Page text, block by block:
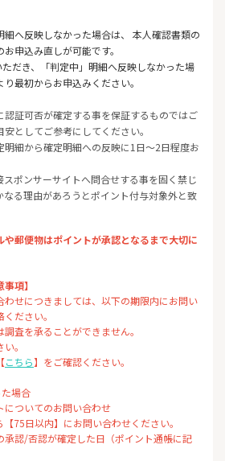
へ反映しなかった場合は、 本人確認書類の
申込み直しが可能です。
だき、「判定中」明細へ反映しなかった場
最初からお申込みください。
認証可否が確定する事を保証するものではご
安としてご参考にしてください。
細から確定明細への反映に1日～2日程度お
ポンサーサイトへ問合せする事を固く禁じ
なる理由があろうとポイント付与対象外と致
郵便物はポイントが承認となるまで大切に
項】
わせにつきましては、以下の期限内にお問い
ださい。
査を承ることができません。
。
こちら】をご確認ください。
場合
ついてのお問い合わせ
75日以内】にお問い合わせください。
/否認が確定した日（ポイント通帳に記